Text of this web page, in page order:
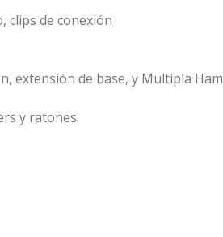
clips de conexión
extensión de base, y Multipla
y ratones